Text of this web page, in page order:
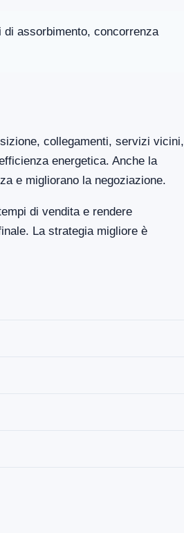
assorbimento, concorrenza
collegamenti, servizi vicini,
energetica. Anche la
e migliorano la negoziazione.
di vendita e rendere
La strategia migliore è